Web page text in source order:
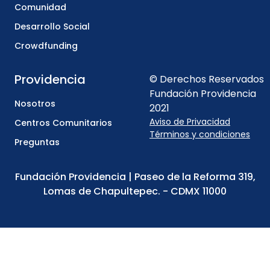
Comunidad
Desarrollo Social
Crowdfunding
Providencia
Nosotros
Centros Comunitarios
Preguntas
© Derechos Reservados
Fundación Providencia
2021
Aviso de Privacidad
Términos y condiciones
Fundación Providencia | Paseo de la Reforma 319,
Lomas de Chapultepec. - CDMX 11000